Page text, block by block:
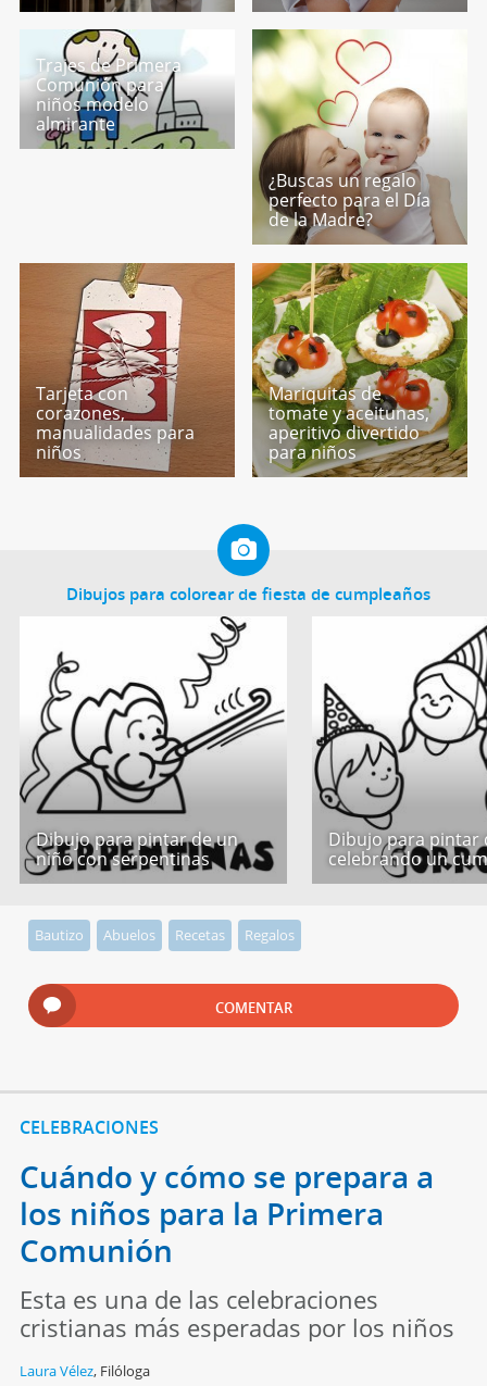
Trajes de Primera
Comunión para
niños modelo
almirante
¿Buscas un regalo
perfecto para el Día
de la Madre?
Tarjeta con
corazones,
manualidades para
niños
Mariquitas de
tomate y aceitunas,
aperitivo divertido
para niños
Dibujos para colorear de fiesta de cumpleaños
Dibujo para pintar de un
niño con serpentinas
Dibujo para pintar
celebrando un
Bautizo Abuelos Recetas Regalos
COMENTAR
CELEBRACIONES
Cuándo y cómo se prepara a
los niños para la Primera
Comunión
Esta es una de las celebraciones
cristianas más esperadas por los niños
Laura Vélez, Filóloga